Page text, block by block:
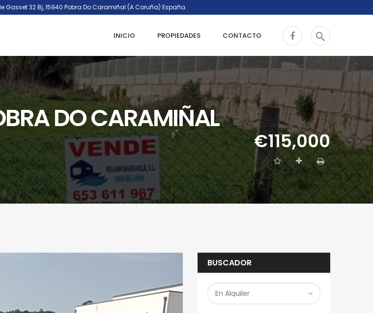
Gasset 32 Bj, 15940 Pobra Do Caramiñal (A Coruña) España.
INICIO PROPIEDADES CONTACTO
DO CARAMIÑAL
€115,000
BUSCADOR